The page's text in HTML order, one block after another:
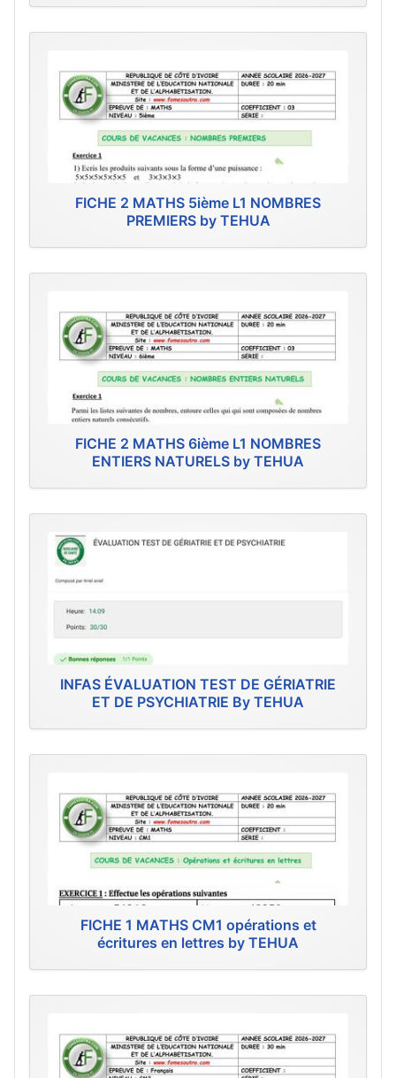
FICHE 2 MATHS 5ième L1 NOMBRES
PREMIERS by TEHUA
FICHE 2 MATHS 6ième L1 NOMBRES
ENTIERS NATURELS by TEHUA
INFAS ÉVALUATION TEST DE GÉRIATRIE
ET DE PSYCHIATRIE By TEHUA
FICHE 1 MATHS CM1 opérations et
écritures en lettres by TEHUA